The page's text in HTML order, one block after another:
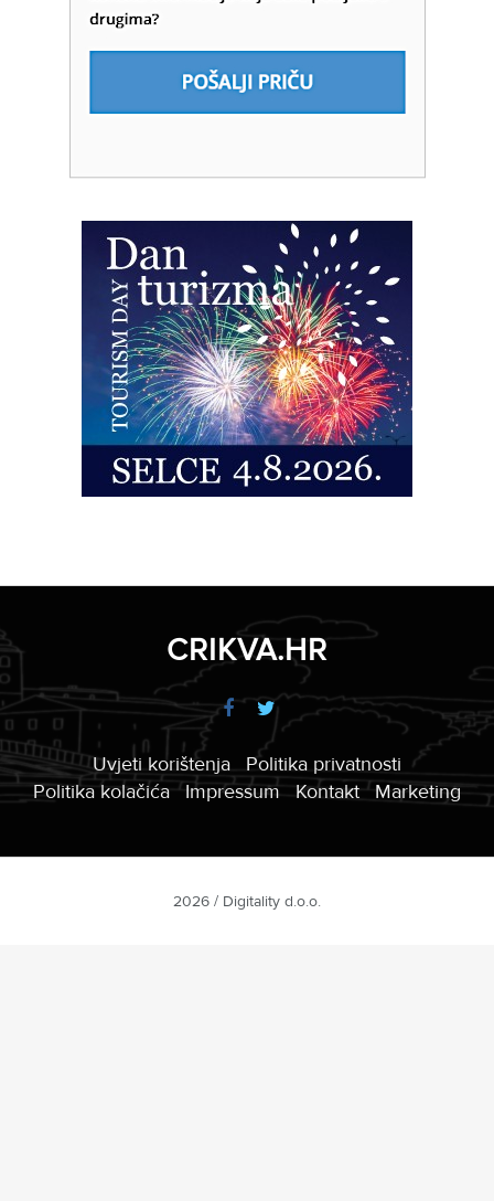
CRIKVA.HR
Uvjeti korištenja
Politika privatnosti
Politika kolačića
Impressum Kontakt Marketing
2026 / Digitality d.o.o.